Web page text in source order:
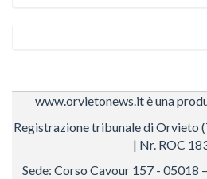
www.orvietonews.it è una
Registrazione tribunale di Orvieto
| Nr. ROC
Sede: Corso Cavour 157 - 05018